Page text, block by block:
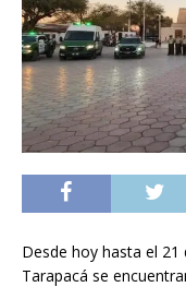
Desde hoy hasta el 21
Tarapacá se